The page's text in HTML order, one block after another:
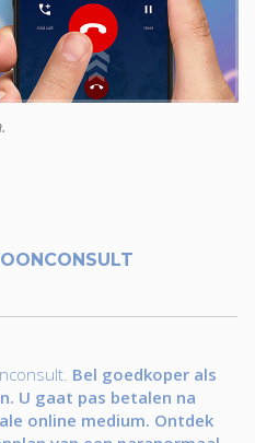
Bel goedkoper als
U gaat pas betalen na
online medium. Ontdek